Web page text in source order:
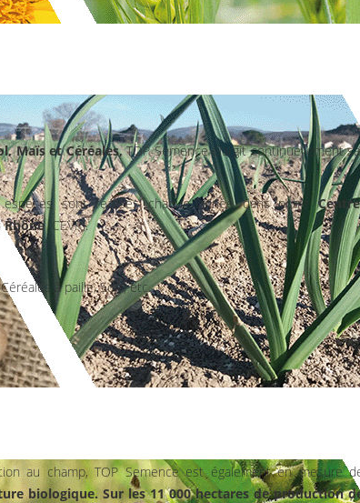
Maïs et Céréales,TOP Semence élargit continuellement sa
sont réalisés chaque année dans notreCentre
Rhône(CEVR).
à paille, Soja, etc.
au champ, TOP Semence est également en mesure
biologique. Sur les 11 000 hectares de production